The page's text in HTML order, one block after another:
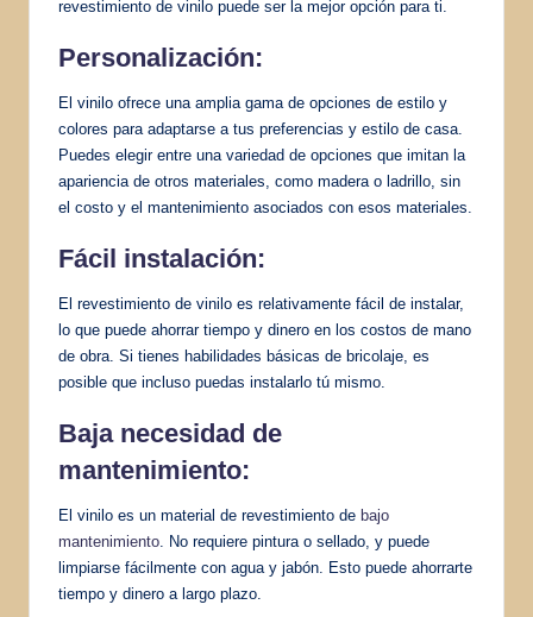
revestimiento de vinilo puede ser la mejor opción para ti.
Personalización:
El vinilo ofrece una amplia gama de opciones de estilo y
colores para adaptarse a tus preferencias y estilo de casa.
Puedes elegir entre una variedad de opciones que imitan la
apariencia de otros materiales, como madera o ladrillo, sin
el costo y el mantenimiento asociados con esos materiales.
Fácil instalación:
El revestimiento de vinilo es relativamente fácil de instalar,
lo que puede ahorrar tiempo y dinero en los costos de mano
de obra. Si tienes habilidades básicas de bricolaje, es
posible que incluso puedas instalarlo tú mismo.
Baja necesidad de
mantenimiento:
El vinilo es un material de revestimiento de bajo
mantenimiento . No requiere pintura o sellado, y puede
limpiarse fácilmente con agua y jabón. Esto puede ahorrarte
tiempo y dinero a largo plazo.